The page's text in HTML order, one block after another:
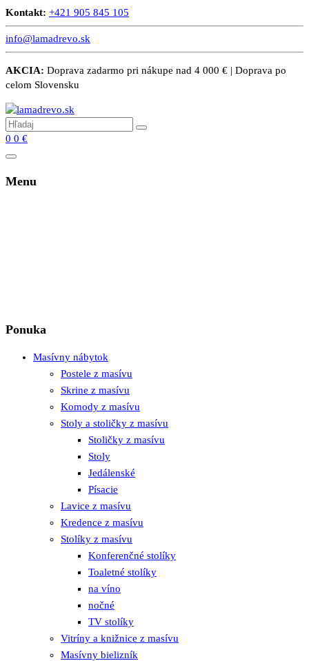
Kontakt: +421 905 845 105
info@lamadrevo.sk
AKCIA: Doprava zadarmo pri nákupe nad 4 000 € | Doprava po
celom Slovensku
0 0 €
Menu
Ponuka
Masívny nábytok
Postele z masívu
Skrine z masívu
Komody z masívu
Stoly a stoličky z masívu
Stoličky z masívu
Stoly
Jedálenské
Písacie
Lavice z masívu
Kredence z masívu
Stolíky z masívu
Konferenčné stolíky
Toaletné stolíky
na víno
nočné
TV stolíky
Vitríny a knižnice z masívu
Masívny bielizník